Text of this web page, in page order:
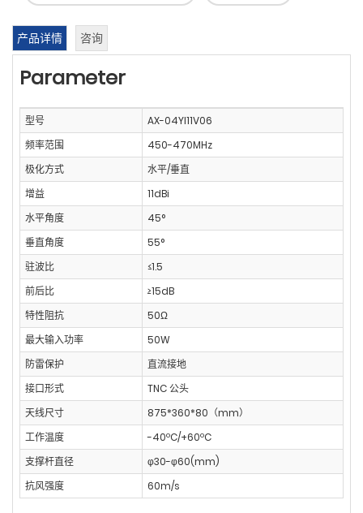
产品详情 咨询
Parameter
型号
AX-04YI11V06
频率范围
450-470MHz
极化方式
水平/垂直
增益
11dBi
水平角度
45°
垂直角度
55°
驻波比
≤1.5
前后比
≥15dB
特性阻抗
50Ω
最大输入功率
50W
防雷保护
直流接地
接口形式
TNC 公头
天线尺寸
875*360*80（mm）
工作温度
-40ºC/+60ºC
支撑杆直径
φ30-φ60(mm)
抗风强度
60m/s